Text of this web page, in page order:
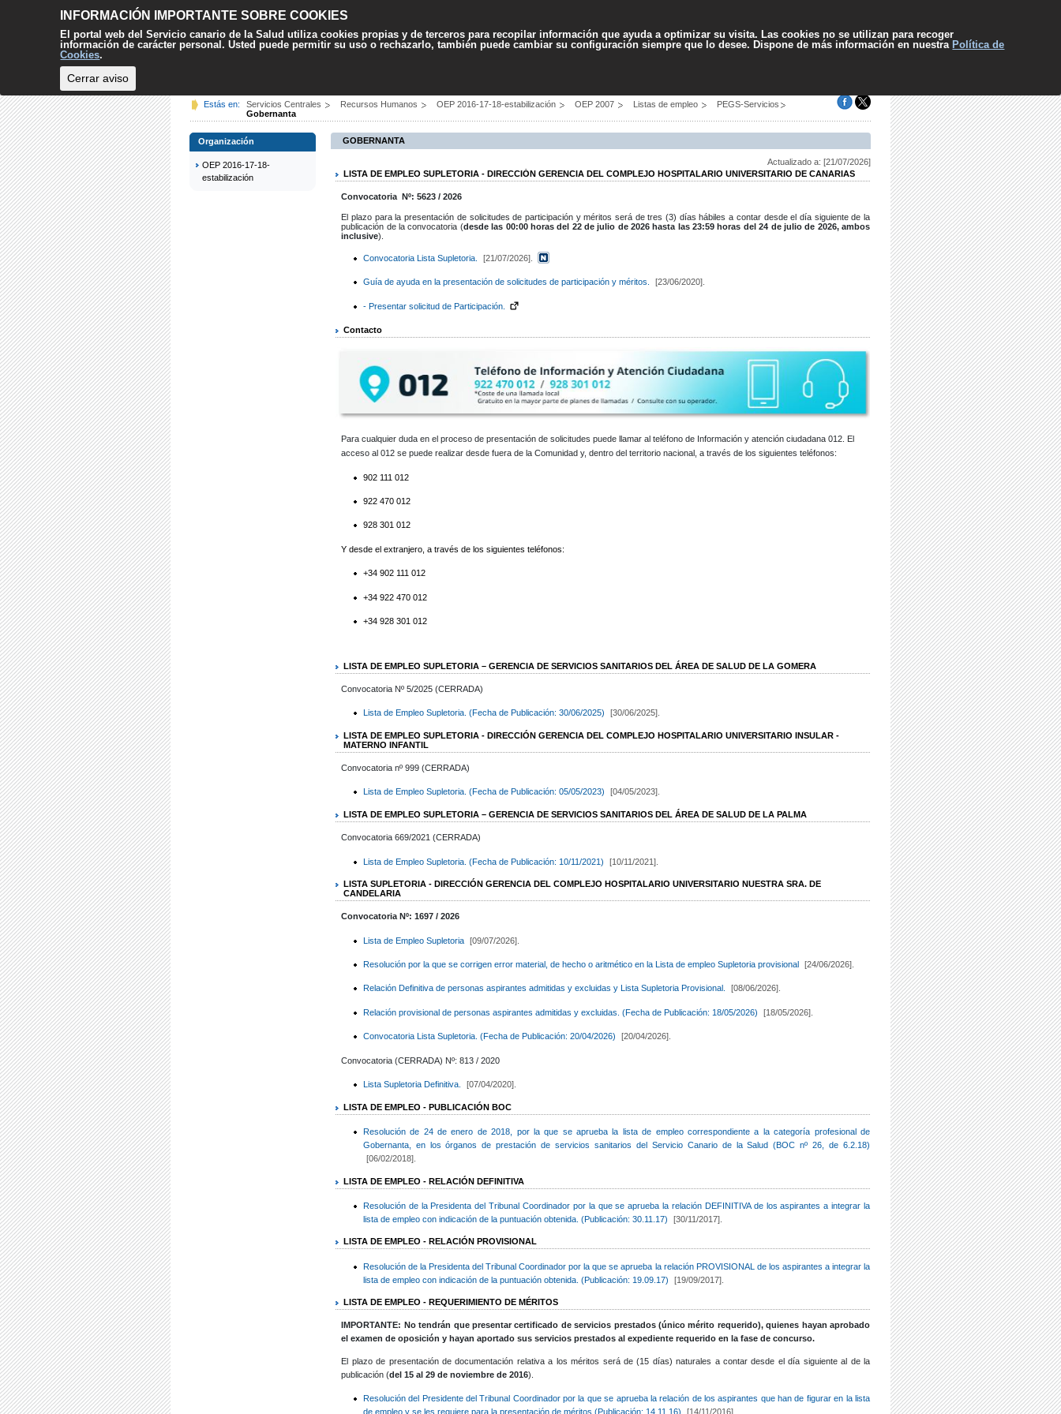
INFORMACIÓN IMPORTANTE SOBRE COOKIES
El portal web del Servicio canario de la Salud utiliza cookies propias y de terceros para recopilar información que ayuda a optimizar su visita. Las cookies no se utilizan para recoger
información de carácter personal. Usted puede permitir su uso o rechazarlo, también puede cambiar su configuración siempre que lo desee. Dispone de más información en nuestra Política de
Cookies.
Cerrar aviso
Estás en: Servicios Centrales Recursos Humanos OEP 2016-17-18-estabilización OEP 2007 Listas de empleo
PEGS-Servicios
Gobernanta
Organización
OEP 2016-17-18-
estabilización
GOBERNANTA
Actualizado a: [21/07/2026]
LISTA DE EMPLEO SUPLETORIA - DIRECCIÓN GERENCIA DEL COMPLEJO HOSPITALARIO UNIVERSITARIO DE CANARIAS
Convocatoria Nº: 5623 / 2026
El plazo para la presentación de solicitudes de participación y méritos será de tres (3) días hábiles a contar desde el día siguiente de la
publicación de la convocatoria (desde las 00:00 horas del 22 de julio de 2026 hasta las 23:59 horas del 24 de julio de 2026, ambos
inclusive).
Convocatoria Lista Supletoria. [21/07/2026].
Guía de ayuda en la presentación de solicitudes de participación y méritos. [23/06/2020].
- Presentar solicitud de Participación.
Contacto
Para cualquier duda en el proceso de presentación de solicitudes puede llamar al teléfono de Información y atención ciudadana 012. El
acceso al 012 se puede realizar desde fuera de la Comunidad y, dentro del territorio nacional, a través de los siguientes teléfonos:
902 111 012
922 470 012
928 301 012
Y desde el extranjero, a través de los siguientes teléfonos:
+34 902 111 012
+34 922 470 012
+34 928 301 012
LISTA DE EMPLEO SUPLETORIA – GERENCIA DE SERVICIOS SANITARIOS DEL ÁREA DE SALUD DE LA GOMERA
Convocatoria Nº 5/2025 (CERRADA)
Lista de Empleo Supletoria. (Fecha de Publicación: 30/06/2025) [30/06/2025].
LISTA DE EMPLEO SUPLETORIA - DIRECCIÓN GERENCIA DEL COMPLEJO HOSPITALARIO UNIVERSITARIO INSULAR -
MATERNO INFANTIL
Convocatoria nº 999 (CERRADA)
Lista de Empleo Supletoria. (Fecha de Publicación: 05/05/2023) [04/05/2023].
LISTA DE EMPLEO SUPLETORIA – GERENCIA DE SERVICIOS SANITARIOS DEL ÁREA DE SALUD DE LA PALMA
Convocatoria 669/2021 (CERRADA)
Lista de Empleo Supletoria. (Fecha de Publicación: 10/11/2021) [10/11/2021].
LISTA SUPLETORIA - DIRECCIÓN GERENCIA DEL COMPLEJO HOSPITALARIO UNIVERSITARIO NUESTRA SRA. DE
CANDELARIA
Convocatoria Nº: 1697 / 2026
Lista de Empleo Supletoria [09/07/2026].
Resolución por la que se corrigen error material, de hecho o aritmético en la Lista de empleo Supletoria provisional [24/06/2026].
Relación Definitiva de personas aspirantes admitidas y excluidas y Lista Supletoria Provisional. [08/06/2026].
Relación provisional de personas aspirantes admitidas y excluidas. (Fecha de Publicación: 18/05/2026) [18/05/2026].
Convocatoria Lista Supletoria. (Fecha de Publicación: 20/04/2026) [20/04/2026].
Convocatoria (CERRADA) Nº: 813 / 2020
Lista Supletoria Definitiva. [07/04/2020].
LISTA DE EMPLEO - PUBLICACIÓN BOC
Resolución de 24 de enero de 2018, por la que se aprueba la lista de empleo correspondiente a la categoría profesional de
Gobernanta, en los órganos de prestación de servicios sanitarios del Servicio Canario de la Salud (BOC nº 26, de 6.2.18)
[06/02/2018].
LISTA DE EMPLEO - RELACIÓN DEFINITIVA
Resolución de la Presidenta del Tribunal Coordinador por la que se aprueba la relación DEFINITIVA de los aspirantes a integrar la
lista de empleo con indicación de la puntuación obtenida. (Publicación: 30.11.17)
[30/11/2017].
LISTA DE EMPLEO - RELACIÓN PROVISIONAL
Resolución de la Presidenta del Tribunal Coordinador por la que se aprueba la relación PROVISIONAL de los aspirantes a integrar la
lista de empleo con indicación de la puntuación obtenida. (Publicación: 19.09.17)
[19/09/2017].
LISTA DE EMPLEO - REQUERIMIENTO DE MÉRITOS
MPORTANTE: No tendrán que presentar certificado de servicios prestados (único mérito requerido), quienes hayan aprobado
el examen de oposición y hayan aportado sus servicios prestados al expediente requerido en la fase de concurso.
El plazo de presentación de documentación relativa a los méritos será de (15 días) naturales a contar desde el día siguiente al de la
publicación (del 15 al 29 de noviembre de 2016).
Resolución del Presidente del Tribunal Coordinador por la que se aprueba la relación de los aspirantes que han de figurar en la lista
de empleo y se les requiere para la presentación de méritos (Publicación: 14.11.16)
[14/11/2016].